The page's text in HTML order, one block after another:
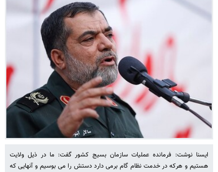
ایسنا نوشت: فرمانده عملیات سازمان بسیج کشور گفت: ما در ذیل ولایت
هستیم و هرکه در خدمت نظام گام برمی دارد دستش را می بوسیم و آنهایی که